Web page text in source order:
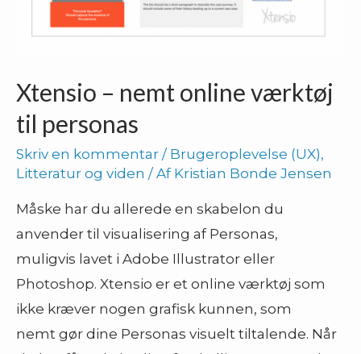
Xtensio – nemt online værktøj
til personas
Skriv en kommentar / Brugeroplevelse (UX),
Litteratur og viden / Af Kristian Bonde Jensen
Måske har du allerede en skabelon du
anvender til visualisering af Personas,
muligvis lavet i Adobe Illustrator eller
Photoshop. Xtensio er et online værktøj som
ikke kræver nogen grafisk kunnen, som
nemt gør dine Personas visuelt tiltalende. Når